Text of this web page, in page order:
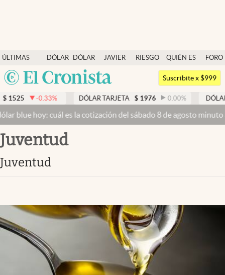
ÚLTIMAS
NOTICIAS
DÓLAR
DÓLAR
BLUE
JAVIER
RIESGO
QUIÉN ES
QUIÉN
FORO
Argentina
México
Dólar
Members
Economía y Política
Finanzas y Mercados
Mercados Online
Apertura
Infotechnology
Clase
Suscribite x $999
% DÓLAR TARJETA $ 1976 0.00 % DÓLAR MEP
es la cotización del sábado 8 de agosto minuto a minuto
Juventud
Juventud